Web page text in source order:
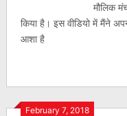
मौलिक
किया है। इस वीडियो में मैंने
आशा है
February 7, 2018